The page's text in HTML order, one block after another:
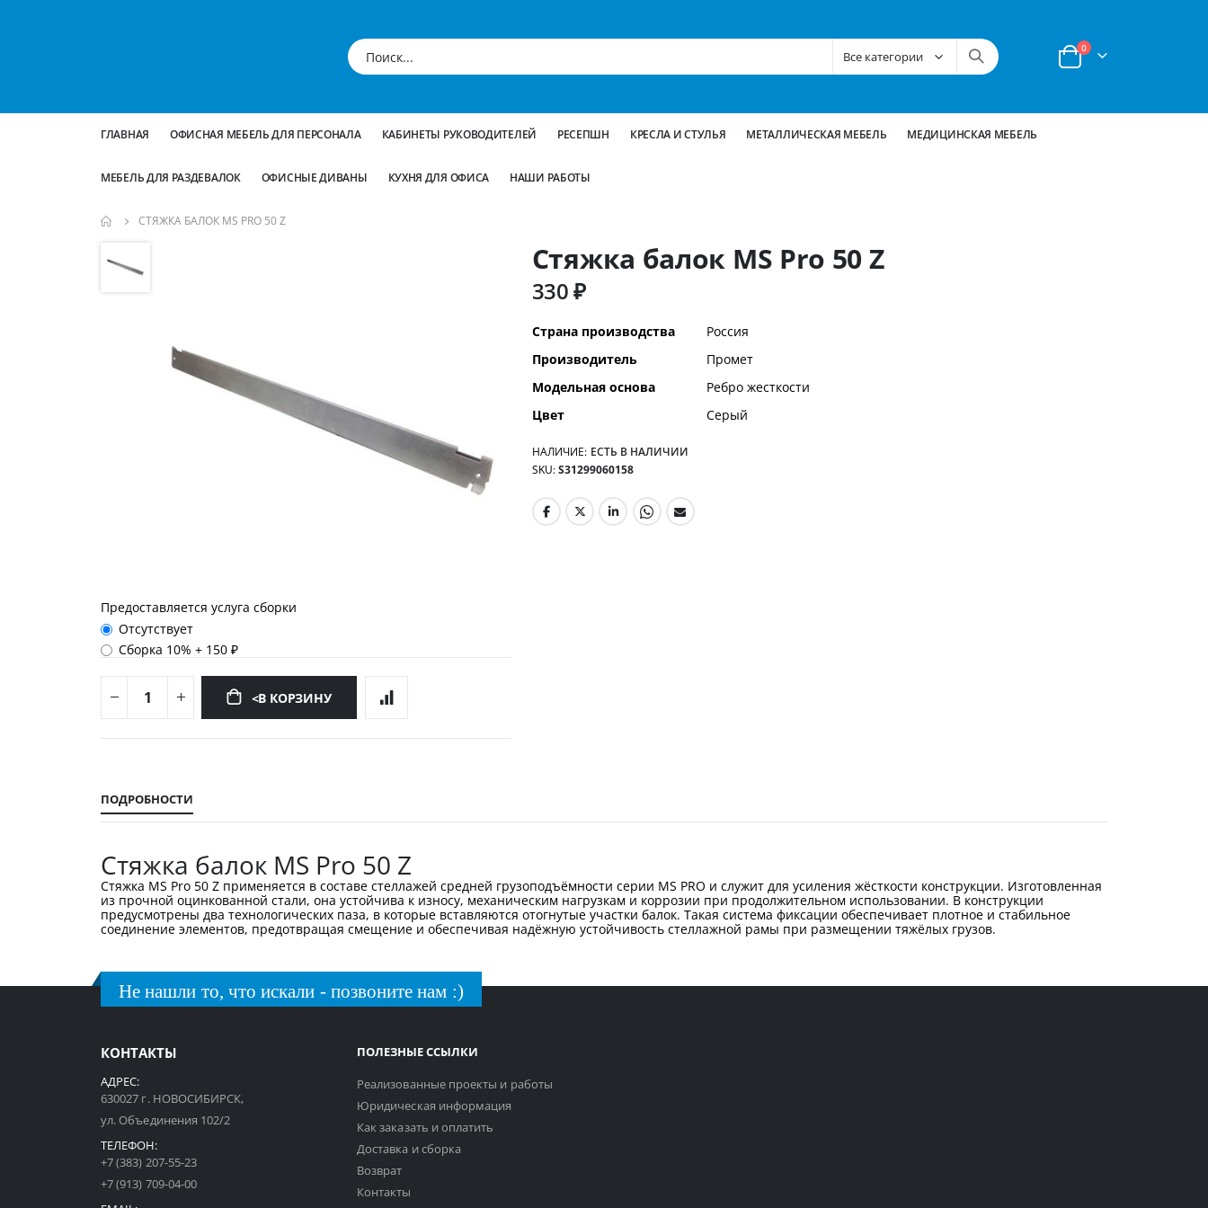
Корзина
0позиции
ГЛАВНАЯ ОФИСНАЯ МЕБЕЛЬ ДЛЯ ПЕРСОНАЛА КАБИНЕТЫ РУКОВОДИТЕЛЕЙ РЕСЕПШН КРЕСЛА И СТУЛЬЯ МЕТАЛЛИЧЕСКАЯ МЕБЕЛЬ МЕДИЦИНСКАЯ МЕБЕЛЬ
МЕБЕЛЬ ДЛЯ РАЗДЕВАЛОК ОФИСНЫЕ ДИВАНЫ КУХНЯ ДЛЯ ОФИСА НАШИ РАБОТЫ
СТЯЖКА БАЛОК MS PRO 50 Z
и
перейти
Предоставляется услуга сборки
Отсутствует
Сборка 10%+ 150 ₽
<В КОРЗИНУ
началу
галереи
изображений
Стяжка балок MS Pro 50 Z
330 ₽
Дополнительная
информация
Страна производства
Россия
Производитель
Промет
Модельная основа
Ребро жесткости
Цвет
Серый
НАЛИЧИЕ: ЕСТЬ В НАЛИЧИИ
SKU S31299060158
ПОДРОБНОСТИ
Стяжка балок MS Pro 50 Z
Стяжка MS Pro 50 Z применяется в составе стеллажей средней грузоподъёмности серии MS PRO и служит для усиления жёсткости конструкции. Изготовленная
из прочной оцинкованной стали, она устойчива к износу, механическим нагрузкам и коррозии при продолжительном использовании. В конструкции
предусмотрены два технологических паза, в которые вставляются отогнутые участки балок. Такая система фиксации обеспечивает плотное и стабильное
соединение элементов, предотвращая смещение и обеспечивая надёжную устойчивость стеллажной рамы при размещении тяжёлых грузов.
Не нашли то, что искали - позвоните нам :)
КОНТАКТЫ
АДРЕС:
630027 г. НОВОСИБИРСК,
ул. Объединения 102/2
ТЕЛЕФОН:
+7 (383) 207-55-23
+7 (913) 709-04-00
ПОЛЕЗНЫЕ ССЫЛКИ
Реализованные проекты и работы
Юридическая информация
Как заказать и оплатить
Доставка и сборка
Возврат
Контакты